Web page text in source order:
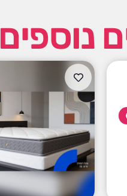
נוספים